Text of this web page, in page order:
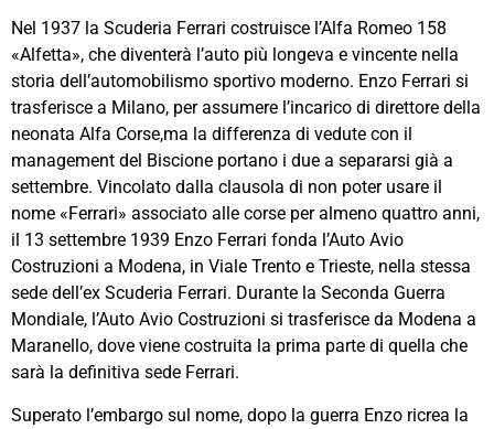
Nel 1937 la Scuderia Ferrari costruisce l’Alfa Romeo 158
«Alfetta», che diventerà l’auto più longeva e vincente nella
storia dell’automobilismo sportivo moderno. Enzo Ferrari si
trasferisce a Milano, per assumere l’incarico di direttore della
neonata Alfa Corse,ma la differenza di vedute con il
management del Biscione portano i due a separarsi già a
settembre. Vincolato dalla clausola di non poter usare il
nome «Ferrari» associato alle corse per almeno quattro anni,
il 13 settembre 1939 Enzo Ferrari fonda l’Auto Avio
Costruzioni a Modena, in Viale Trento e Trieste, nella stessa
sede dell’ex Scuderia Ferrari. Durante la Seconda Guerra
Mondiale, l’Auto Avio Costruzioni si trasferisce da Modena a
Maranello, dove viene costruita la prima parte di quella che
sarà la definitiva sede Ferrari.
Superato l’embargo sul nome, dopo la guerra Enzo ricrea la